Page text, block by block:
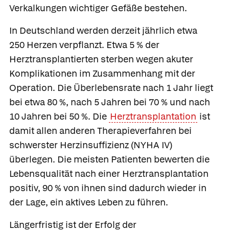
Verkalkungen wichtiger Gefäße bestehen.
In Deutschland werden derzeit jährlich etwa
250 Herzen verpflanzt. Etwa 5 % der
Herztransplantierten sterben wegen akuter
Komplikationen im Zusammenhang mit der
Operation. Die Überlebensrate nach 1 Jahr liegt
bei etwa 80 %, nach 5 Jahren bei 70 % und nach
10 Jahren bei 50 %. Die Herztransplantation ist
damit allen anderen Therapieverfahren bei
schwerster Herzinsuffizienz (NYHA IV)
überlegen. Die meisten Patienten bewerten die
Lebensqualität nach einer Herztransplantation
positiv, 90 % von ihnen sind dadurch wieder in
der Lage, ein aktives Leben zu führen.
Längerfristig ist der Erfolg der